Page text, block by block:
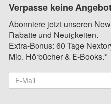
Verpasse keine
Abonniere jetzt unseren
Rabatte und Neuigkeiten.
Extra-Bonus: 60 Tage
Mio. Hörbücher & E-Books.*